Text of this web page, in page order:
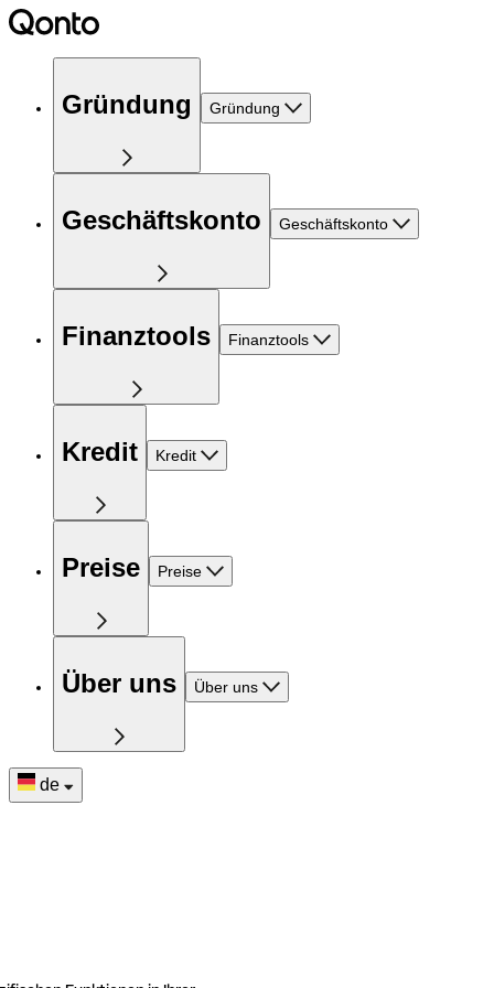
Gründung Gründung
Geschäftskonto Geschäftskonto
Finanztools Finanztools
Kredit Kredit
Preise Preise
Über uns Über uns
de